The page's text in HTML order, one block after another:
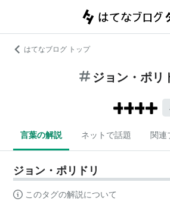
はてなブログ トップ
ジョン・ポリ
言葉の解説 ネットで話題 関連
ジョン・ポリドリ
このタグの解説について